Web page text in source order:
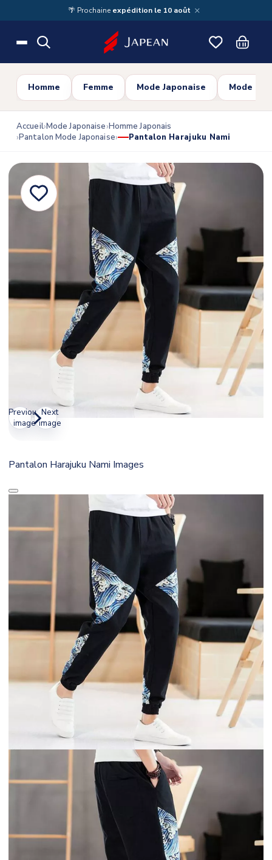
Skip to main content🌴 Prochaine expédition le 10 août ×
Homme Femme Mode Japonaise Mode
Accueil Mode Japonaise Homme Japonais
Pantalon Mode Japonaise
Pantalon Harajuku Nami
Previous
image
Next
image
Pantalon Harajuku Nami Images